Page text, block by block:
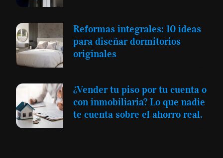
Reformas integrales: 10 ideas
para diseñar dormitorios
originales
¿Vender tu piso por tu cuenta o
con inmobiliaria? Lo que nadie
te cuenta sobre el ahorro real.